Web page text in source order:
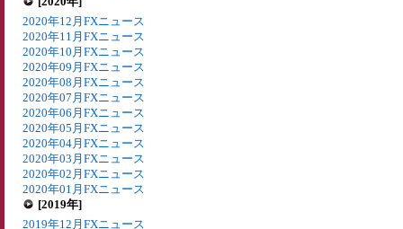
2020年12月FXニュース
2020年11月FXニュース
2020年10月FXニュース
2020年09月FXニュース
2020年08月FXニュース
2020年07月FXニュース
2020年06月FXニュース
2020年05月FXニュース
2020年04月FXニュース
2020年03月FXニュース
2020年02月FXニュース
2020年01月FXニュース
[2019年]
2019年12月FXニュース